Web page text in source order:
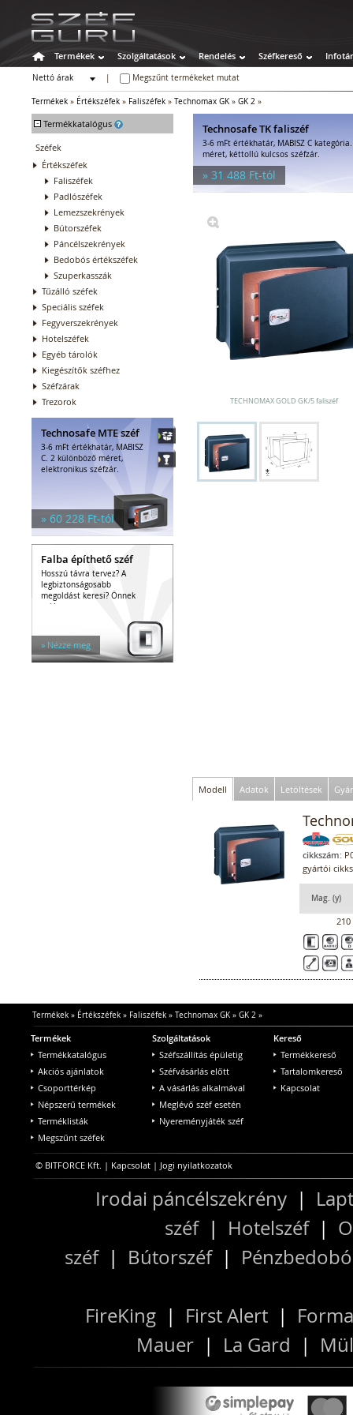
Termékek Szolgáltatások Rendelés Széfkereső Infotár
Nettó árak
Megszűnt termékeket mutat
Termékek » Értékszéfek » Faliszéfek » Technomax GK » GK 2 »
- Termékkatalógus
Széfek
Értékszéfek
Faliszéfek
Padlószéfek
Lemezszekrények
Bútorszéfek
Páncélszekrények
Bedobós értékszéfek
Szuperkasszák
Tűzálló széfek
Speciális széfek
Fegyverszekrények
Hotelszéfek
Egyéb tárolók
Kiegészítők széfhez
Széfzárak
Trezorok
Technosafe MTE széf
3-6 mFt értékhatár, MABISZ
C. 2 különböző méret,
elektronikus széfzár.
» 60 228 Ft-tól
Falba építhető széf
Hosszú távra tervez? A
legbiztonságosabb
megoldást keresi? Önnek
való a...
» Nézze meg
Technosafe TK faliszéf
3-6 mFt értékhatár, MABISZ C
méret, kéttollú kulcsos széfzár.
» 31 488 Ft-tól
TECHNOMAX GOLD GK/5 faliszéf
Modell Adatok Letöltések
cikkszám:
gyártói
Mag. (y)
210
Termékek» Értékszéfek» Faliszéfek» Technomax GK» GK 2»
Termékek
Termékkatalógus
Akciós ajánlatok
Csoporttérkép
Népszerű termékek
Terméklisták
Megszűnt széfek
Szolgáltatások
Széfszállítás épületig
Széfvásárlás előtt
A vásárlás alkalmával
Meglévő széf esetén
Nyereményjáték széf
Kereső
Termékkereső
Tartalomkereső
Kapcsolat
© BITFORCE Kft. | Kapcsolat | Jogi nyilatkozatok
Irodai páncélszekrény |
széf| Hotelszéf|
széf| Bútorszéf|
FireKing | First Alert |
Mauer | La Gard |